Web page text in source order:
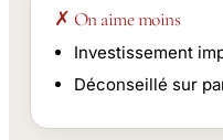
✗ On aime moins
Investissement
Déconseillé sur